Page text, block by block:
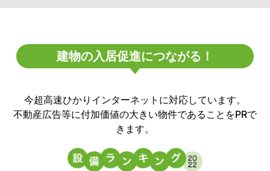
建物の入居促進につながる！
今超高速ひかりインターネットに対応しています。
不動産広告等に付加価値の大きい物件であることをPRで
きます。